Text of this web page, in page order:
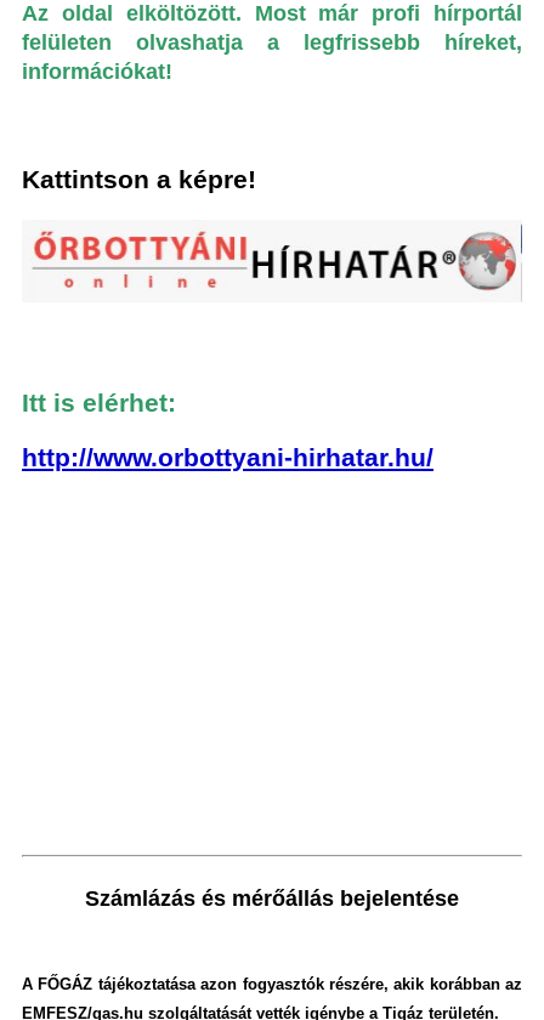
Az oldal elköltözött. Most már profi hírportál
felületen olvashatja a legfrissebb híreket,
információkat!
Kattintson a képre!
Itt is elérhet:
http://www.orbottyani-hirhatar.hu/
Számlázás és mérőállás bejelentése
A FŐGÁZ tájékoztatása azon fogyasztók részére, akik korábban az
EMFESZ/gas.hu szolgáltatását vették igénybe a Tigáz területén.